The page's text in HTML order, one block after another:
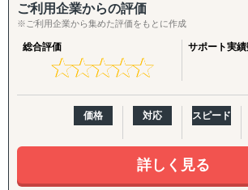
②競合調査
「競合がなぜ成功・失敗したのかわから
相談をよくいただきます。
弊社の競合調査では、競合の戦略を徹底
のマーケティング戦略の支援まで実施し
サービス内容としては、業界の第一線を
材などをご提供しております。
また、他社が関わる分野の調査というこ
や守秘義務も徹底遵守しています。その
トからも大変好評をいただいております
2. パートナー開拓支援
海外展開の成否を分けるのは「正しいパ
合わせ」です。開拓戦略の策定、ターゲ
度付け、アプローチ代行、契約・スキー
拓後の現地事業開発（定例会・プロジェ
マップ策定・交渉代行・ローカライズ支
3. 越境EC支援（B2C）
米国Amazonを中心に、アカウント開設
【貿易業界の"異端児"としての挑戦】
常識にとらわれない発想で、通常の貿易
な案件にも果敢に挑戦。
生き物・植物の輸出入や、特殊貨物の取
専門性の高いサービスを提供しています
【両方向のビジネス支援】
日本から海外への展開支援だけでなく、
輸入→保管→ピッキング→発送までのワ
ご利用企業からの評価
※ご利用企業から集めた評価をもとに作成
総合評価
★★★★★
★★★★★
サポート実
価格 対応 スピード
詳しく見る